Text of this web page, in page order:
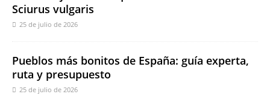
Sciurus vulgaris
25 de julio de 2026
Pueblos más bonitos de España: guía experta,
ruta y presupuesto
25 de julio de 2026